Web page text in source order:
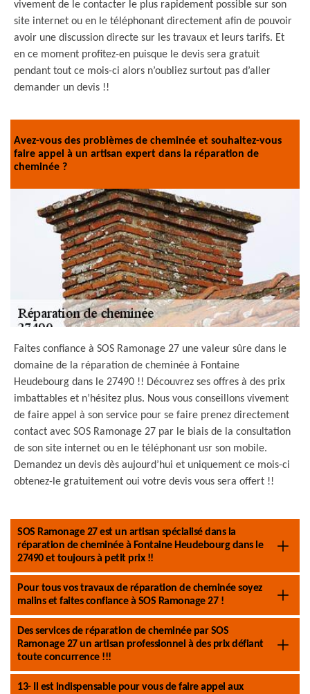
vivement de le contacter le plus rapidement possible sur son
site internet ou en le téléphonant directement afin de pouvoir
avoir une discussion directe sur les travaux et leurs tarifs. Et
en ce moment profitez-en puisque le devis sera gratuit
pendant tout ce mois-ci alors n’oubliez surtout pas d’aller
demander un devis !!
Avez-vous des problèmes de cheminée et souhaitez-vous
faire appel à un artisan expert dans la réparation de
cheminée ?
Faites confiance à SOS Ramonage 27 une valeur sûre dans le
domaine de la réparation de cheminée à Fontaine
Heudebourg dans le 27490 !! Découvrez ses offres à des prix
imbattables et n’hésitez plus. Nous vous conseillons vivement
de faire appel à son service pour se faire prenez directement
contact avec SOS Ramonage 27 par le biais de la consultation
de son site internet ou en le téléphonant usr son mobile.
Demandez un devis dès aujourd’hui et uniquement ce mois-ci
obtenez-le gratuitement oui votre devis vous sera offert !!
SOS Ramonage 27 est un artisan spécialisé dans la
réparation de cheminée à Fontaine Heudebourg dans le
27490 et toujours à petit prix !!
Pour tous vos travaux de réparation de cheminée soyez
malins et faites confiance à SOS Ramonage 27 !
Des services de réparation de cheminée par SOS
Ramonage 27 un artisan professionnel à des prix défiant
toute concurrence !!!
13- Il est indispensable pour vous de faire appel aux